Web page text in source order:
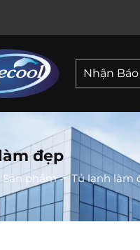
Nhận
đẹp
Sản phẩm>Tủ lạnh làm